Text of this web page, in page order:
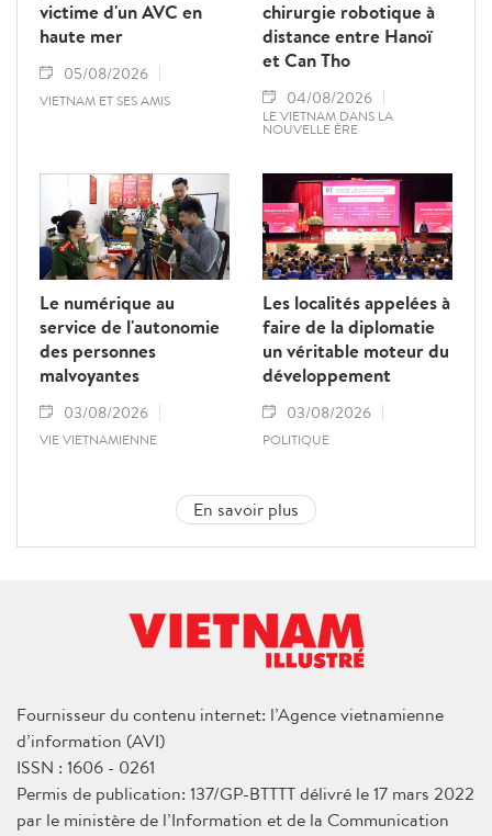
victime d'un AVC en
haute mer
05/08/2026
VIETNAM ET SES AMIS
chirurgie robotique à
distance entre Hanoï
et Can Tho
04/08/2026
LE VIETNAM DANS LA
NOUVELLE ÈRE
Le numérique au
service de l'autonomie
des personnes
malvoyantes
03/08/2026
VIE VIETNAMIENNE
Les localités appelées à
faire de la diplomatie
un véritable moteur du
développement
03/08/2026
POLITIQUE
En savoir plus
Fournisseur du contenu internet: l’Agence vietnamienne
d’information (AVI)
ISSN : 1606 - 0261
Permis de publication: 137/GP-BTTTT délivré le 17 mars 2022
par le ministère de l’Information et de la Communication